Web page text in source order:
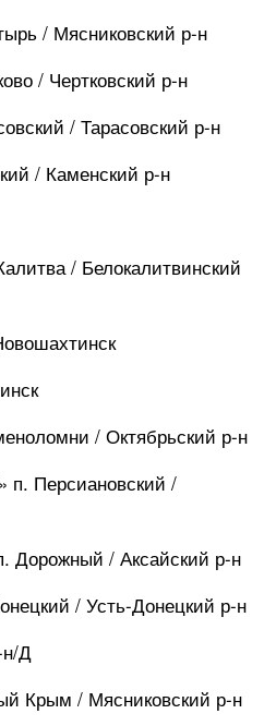
/ Мясниковский р-н
/ Чертковский р-н
/ Тарасовский р-н
/ Каменский р-н
/ Белокалитвинский
/ Октябрьский р-н
п. Персиановский /
Дорожный / Аксайский р-н
/ Усть-Донецкий р-н
Д
Крым / Мясниковский р-н